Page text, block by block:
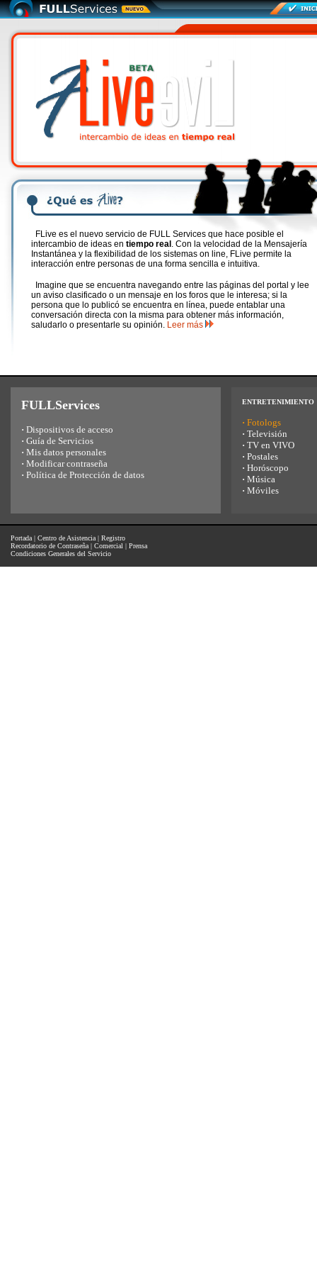
FLive es el nuevo servicio de FULL Services que hace posible el
intercambio de ideas en tiempo real . Con la velocidad de la Mensajería
Instantánea y la flexibilidad de los sistemas on line, FLive permite la
interacción entre personas de una forma sencilla e intuitiva.
Imagine que se encuentra navegando entre las páginas del portal y lee
un aviso clasificado o un mensaje en los foros que le interesa; si la
persona que lo publicó se encuentra en línea, puede entablar una
conversación directa con la misma para obtener más información,
saludarlo o presentarle su opinión. Leer más
FULLServices
· Dispositivos de acceso
· Guía de Servicios
· Mis datos personales
· Modificar contraseña
· Política de Protección de datos
ENTRETENIMIENTO
· Fotologs
· Televisión
· TV en VIVO
· Postales
· Horóscopo
· Música
· Móviles
Portada | Centro de Asistencia | Registro
Recordatorio de Contraseña | Comercial | Prensa
Condiciones Generales del Servicio